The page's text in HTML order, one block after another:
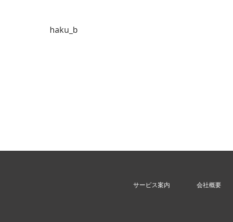
haku_b
サービス案内 会社概要